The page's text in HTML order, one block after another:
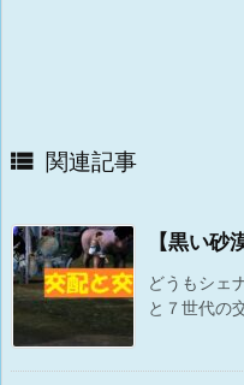
 関連記事
【黒い
どうもシェ
と７世代の